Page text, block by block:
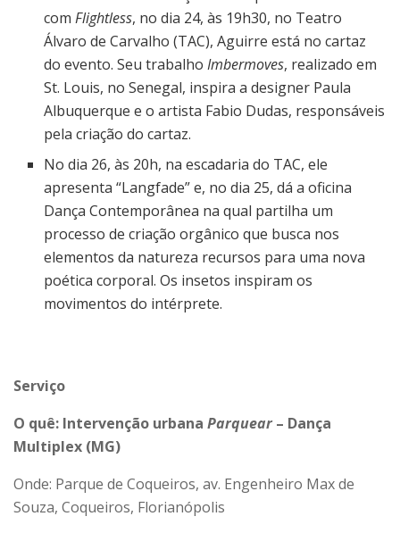
comFlightless, no dia 24, às 19h30, no Teatro
Álvaro de Carvalho (TAC), Aguirre está no cartaz
do evento. Seu trabalhoImbermoves, realizado em
St. Louis, no Senegal, inspira a designer Paula
Albuquerque e o artista Fabio Dudas, responsáveis
pela criação do cartaz.
No dia 26, às 20h, na escadaria do TAC, ele
apresenta “Langfade” e, no dia 25, dá a oficina
Dança Contemporânea na qual partilha um
processo de criação orgânico que busca nos
elementos da natureza recursos para uma nova
poética corporal. Os insetos inspiram os
movimentos do intérprete.
Serviço
O quê: Intervenção urbana Parquear– Dança
Multiplex (MG)
Onde: Parque de Coqueiros, av. Engenheiro Max de
Souza, Coqueiros, Florianópolis